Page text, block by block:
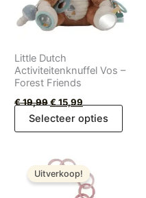
Little Dutch
Activiteitenknuffel Vos –
Forest Friends
€19,99€15,99
Selecteer opties
Uitverkoop!
Oorspronkelijke
prijs
was:
prijs
is:
€ 6,39.